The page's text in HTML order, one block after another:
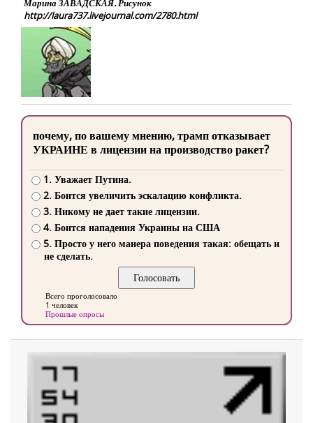
Марина ЗАВАДСКАЯ. Рисунок
http://laura737.livejournal.com/2780.html
почему, по вашему мнению, трамп отказывает
УКРАИНЕ в лицензии на производство ракет?
1. Уважает Путина.
2. Боится увеличить эскалацию конфликта.
3. Никому не дает такие лицензии.
4. Боится нападения Украины на США
5. Просто у него манера поведения такая: обещать и
не сделать.
Всего проголосовало
1 человек
Прошлые опросы